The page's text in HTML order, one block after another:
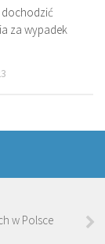
dochodzić
za wypadek
w Polsce